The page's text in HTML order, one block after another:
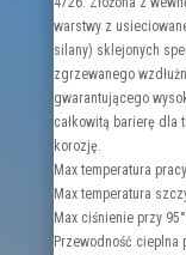
warstwy z
silany) sklejonych
zgrzewanego
gwarantującego
całkowitą barierę dla
korozję.
Max temperatura
Max temperatura
Max ciśnienie przy
Przewodność cieplna